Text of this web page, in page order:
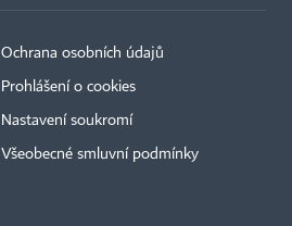
Ochrana osobních údajů
Prohlášení o cookies
Nastavení soukromí
Všeobecné smluvní podmínky